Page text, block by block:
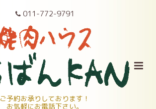
011-772-9791
ご予約お承りしております！
お気軽にお電話下さい。